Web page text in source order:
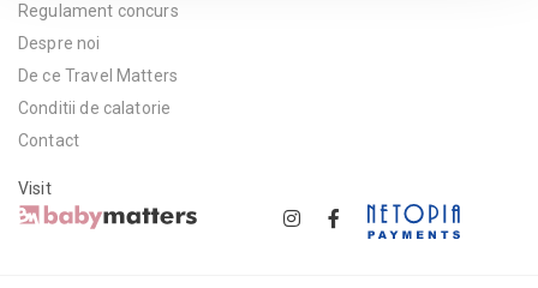
Regulament concurs
Despre noi
De ce Travel Matters
Conditii de calatorie
Contact
Visit